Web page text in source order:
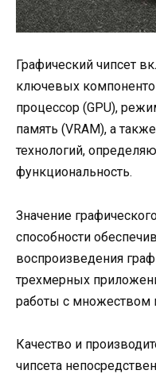
Графический чипсет
ключевых
процессор (GPU),
память (VRAM), а
технологий,
функциональность.
Значение
способности
воспроизведения
трехмерных
работы с множеством
Качество и
чипсета